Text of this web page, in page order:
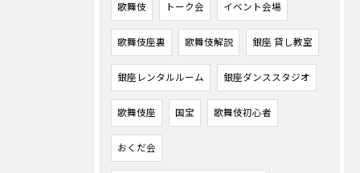
歌舞伎 トーク会 イベント会場
歌舞伎座裏 歌舞伎解説 銀座 貸し教室
銀座レンタルルーム 銀座ダンススタジオ
歌舞伎座 国宝 歌舞伎初心者
おくだ会